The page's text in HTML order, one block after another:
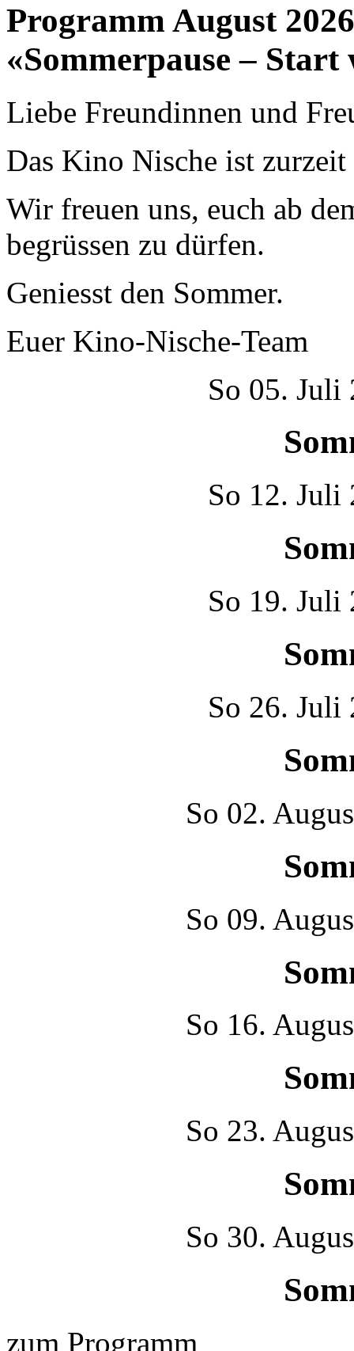
Programm August 2026
«Sommerpause – Start
Liebe Freundinnen und
Das Kino Nische ist zurzeit
Wir freuen uns, euch ab
begrüssen zu dürfen.
Geniesst den Sommer.
Euer Kino-Nische-Team
So 05. Juli
So 12. Juli
So 19. Juli
So 26. Juli
So 02.
So 09.
So 16.
So 23.
So 30.
zum Programm